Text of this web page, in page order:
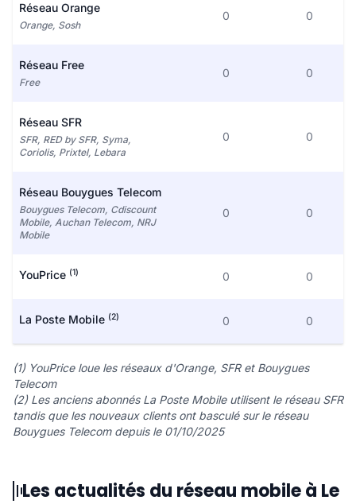
Réseau Orange
Orange, Sosh
0 0
Réseau Free
Free
0 0
Réseau SFR
SFR, RED by SFR, Syma,
Coriolis, Prixtel, Lebara
0 0
Réseau Bouygues Telecom
Bouygues Telecom, Cdiscount
Mobile, Auchan Telecom, NRJ
Mobile
0 0
YouPrice (1) 0 0
La Poste Mobile (2) 0 0
(1) YouPrice loue les réseaux d'Orange, SFR et Bouygues
Telecom
(2) Les anciens abonnés La Poste Mobile utilisent le réseau SFR
tandis que les nouveaux clients ont basculé sur le réseau
Bouygues Telecom depuis le 01/10/2025
Les actualités du réseau mobile à Le